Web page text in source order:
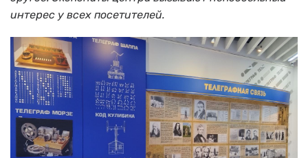
интерес у всех посетителей.